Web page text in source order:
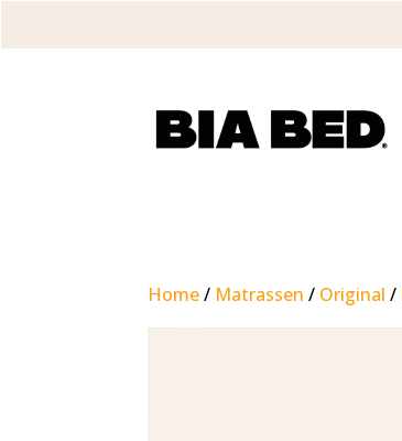
Home/ Matrassen / Original /